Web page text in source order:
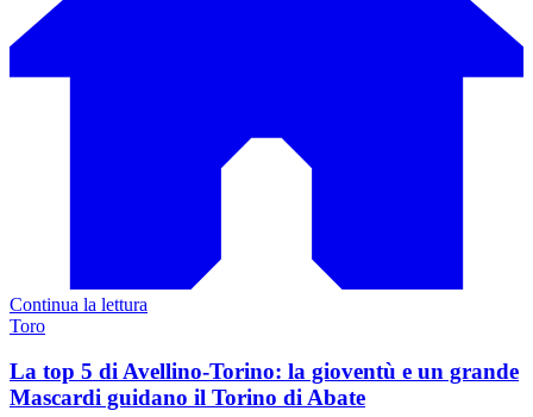
Continua la lettura
Toro
La top 5 di Avellino-Torino: la gioventù e un grande
Mascardi guidano il Torino di Abate